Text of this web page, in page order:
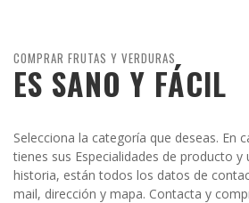
COMPRAR FRUTAS Y VERDURAS
ES SANO Y FÁCIL
Selecciona la categoría que deseas. En
tienes sus Especialidades de producto y
historia, están todos los datos de
mail, dirección y mapa. Contacta y